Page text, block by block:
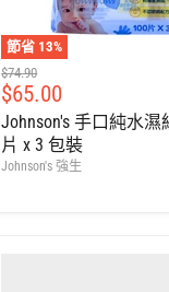
節省 13%
建
議
零
售
價
$74.90
售
價
$65.00
Johnson's 手口純水濕
片 x 3 包裝
Johnson's 強生